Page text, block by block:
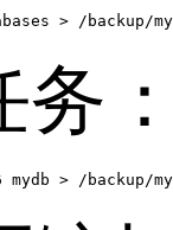
务